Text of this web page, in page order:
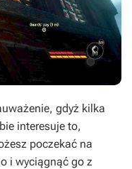
gdyż kilka
interesuje to,
poczekać na
i wyciągnąć go z